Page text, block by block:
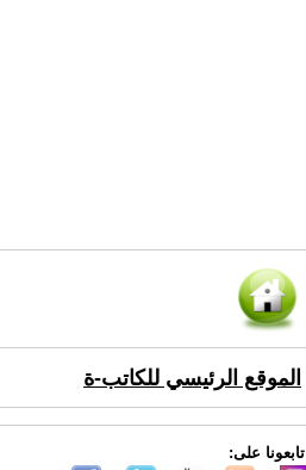
الموقع الرئيسي للكاتب-ة
تابعونا على: